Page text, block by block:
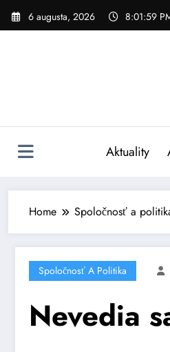
Skip
6 augusta, 2026 8:02:00
Aktuality
Home Spoločnosť a
Spoločnosť A Politika
Nevedia